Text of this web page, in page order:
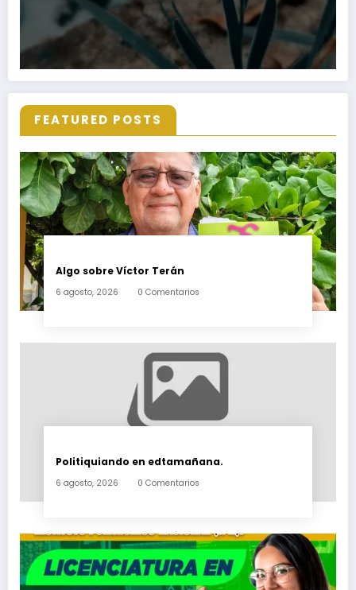
FEATURED POSTS
Algo sobre Víctor Terán
6 agosto, 2026 0 Comentarios
Politiquiando en edtamañana.
6 agosto, 2026 0 Comentarios